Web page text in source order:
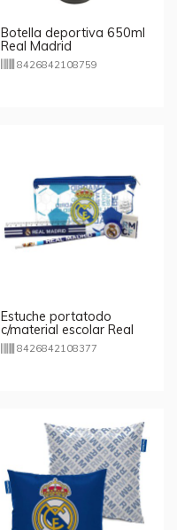
Botella deportiva 650ml
Real Madrid
8426842108759
Estuche portatodo
c/material escolar Real
Madrid
8426842108377